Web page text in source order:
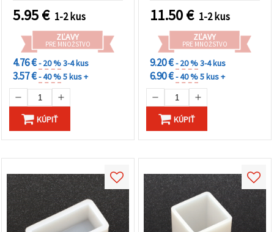
5.95€ 1-2 kus
ZĽAVY
PRE MNOŽSTVO
4.76 €- 20 %3-4 kus
3.57 €- 40 %5 kus +
KÚPIŤ
11.50€ 1-2 kus
ZĽAVY
PRE MNOŽSTVO
9.20 €- 20 %3-4 kus
6.90 €- 40 %5 kus +
KÚPIŤ